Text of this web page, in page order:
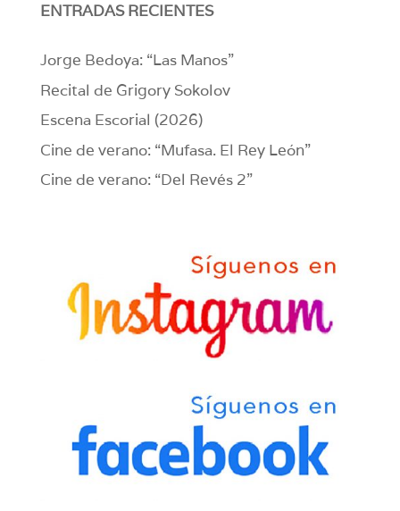
ENTRADAS RECIENTES
Jorge Bedoya: “Las Manos”
Recital de Grigory Sokolov
Escena Escorial (2026)
Cine de verano: “Mufasa. El Rey León”
Cine de verano: “Del Revés 2”